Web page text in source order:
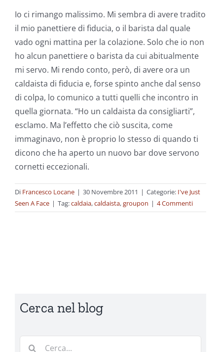
Io ci rimango malissimo. Mi sembra di avere tradito
il mio panettiere di fiducia, o il barista dal quale
vado ogni mattina per la colazione. Solo che io non
ho alcun panettiere o barista da cui abitualmente
mi servo. Mi rendo conto, però, di avere ora un
caldaista di fiducia e, forse spinto anche dal senso
di colpa, lo comunico a tutti quelli che incontro in
quella giornata. “Ho un caldaista da consigliarti”,
esclamo. Ma l’effetto che ciò suscita, come
immaginavo, non è proprio lo stesso di quando ti
dicono che ha aperto un nuovo bar dove servono
cornetti eccezionali.
Di Francesco Locane | 30 Novembre 2011 | Categorie: I've Just
Seen A Face | Tag:caldaia,caldaista,groupon | 4 Commenti
Cerca nel blog
Cerca